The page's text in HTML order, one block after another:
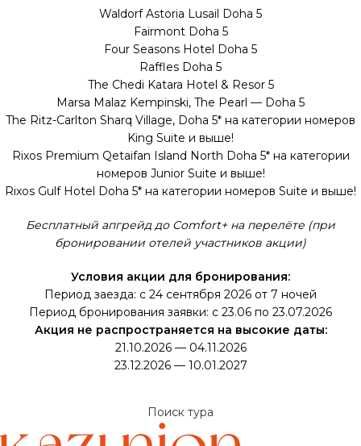
Waldorf Astoria Lusail Doha 5
Fairmont Doha 5
Four Seasons Hotel Doha 5
Raffles Doha 5
The Chedi Katara Hotel & Resor 5
Marsa Malaz Kempinski, The Pearl — Doha 5
The Ritz-Carlton Sharq Village, Doha 5* на категории номеров
King Suite и выше!
Rixos Premium Qetaifan Island North Doha 5* на категории
номеров Junior Suite и выше!
Rixos Gulf Hotel Doha 5* на категории номеров Suite и выше!
Бесплатный апгрейд до Comfort+ на перелёте (при
бронировании отелей участников акции)
Условия акции для бронирования:
Период заезда: с 24 сентября 2026 от 7 ночей
Период бронирования заявки: с 23.06 по 23.07.2026
Акция не распространяется на высокие даты:
21.10.2026 — 04.11.2026
23.12.2026 — 10.01.2027
Поиск тура